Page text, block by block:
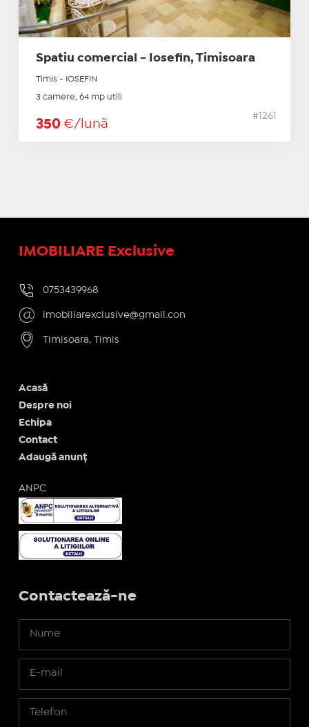
Spatiu comercial - Iosefin, Timisoara
Timis - IOSEFIN
3 camere, 64 mp utili
350 €/lună
#1261
IMOBILIARE Exclusive
0753439968
imobiliarexclusive@gmail.con
Timisoara, Timis
Acasă
Despre noi
Echipa
Contact
Adaugă anunț
ANPC
Contactează-ne